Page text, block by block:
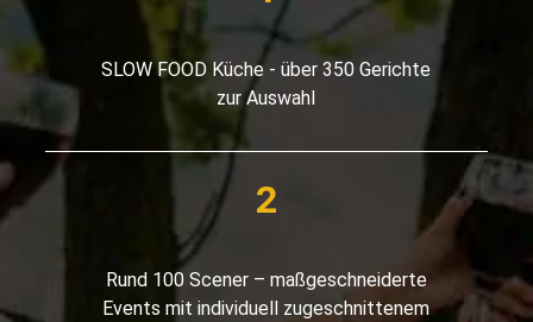
SLOW FOOD Küche - über 350 Gerichte
zur Auswahl
Rund 100 Scener – maßgeschneiderte
Events mit individuell zugeschnittenem